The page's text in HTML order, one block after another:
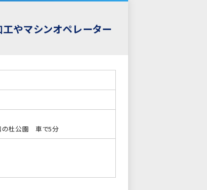
やマシンオペレーター
の杜公園 車で5分